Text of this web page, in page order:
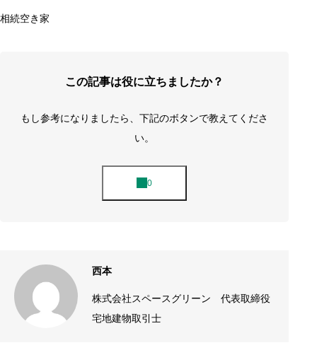
相続空き家
この記事は役に立ちましたか？
もし参考になりましたら、下記のボタンで教えてくださ
い。
西本
株式会社スペースグリーン 代表取締役
宅地建物取引士